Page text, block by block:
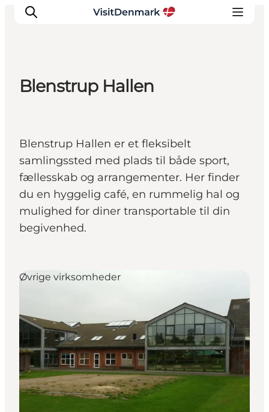
Aktiviteter
Overnatting
Planlegg reisen
Blenstrup Hallen
Blenstrup Hallen er et fleksibelt
samlingssted med plads til både sport,
fællesskab og arrangementer. Her finder
du en hyggelig café, en rummelig hal og
mulighed for diner transportable til din
begivenhed.
Øvrige virksomheder